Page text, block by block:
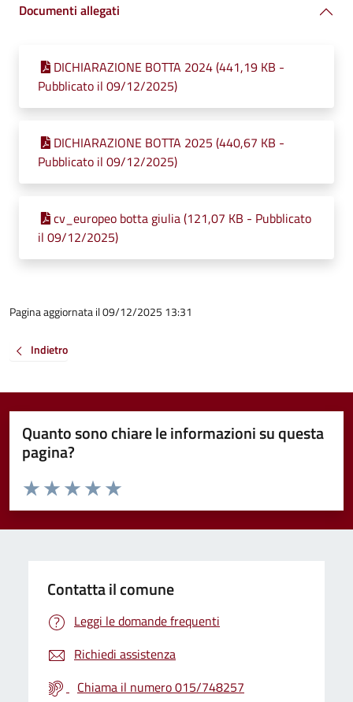
Documenti allegati
DICHIARAZIONE BOTTA 2024 (441,19 KB -
Pubblicato il 09/12/2025)
DICHIARAZIONE BOTTA 2025 (440,67 KB -
Pubblicato il 09/12/2025)
cv_europeo botta giulia (121,07 KB - Pubblicato
il 09/12/2025)
Pagina aggiornata il 09/12/2025 13:31
Indietro
Quanto sono chiare le informazioni su questa
pagina?
Valuta da 1 a 5 stelle la pagina
Valuta 5 stelle su 5
Valuta 4 stelle su 5
Valuta 3 stelle su 5
Valuta 2 stelle su 5
Valuta 1 stelle su 5
Contatta il comune
Leggi le domande frequenti
Richiedi assistenza
Chiama il numero 015/748257